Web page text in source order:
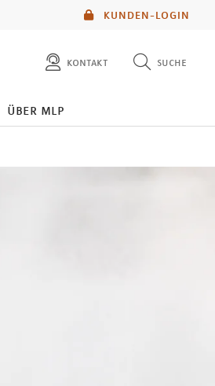
KUNDEN-LOGIN
kontakt suche
diese website durchsuchen
über mlp